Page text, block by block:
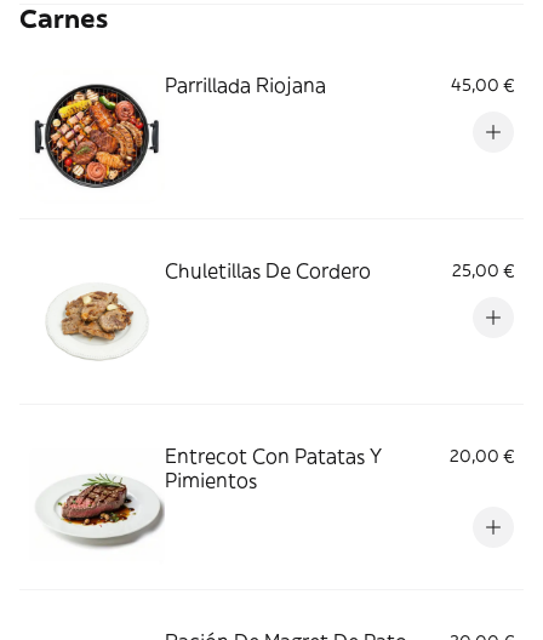
Carnes
Parrillada Riojana 45,00 €
Chuletillas De Cordero 25,00 €
Entrecot Con Patatas Y
Pimientos
20,00 €